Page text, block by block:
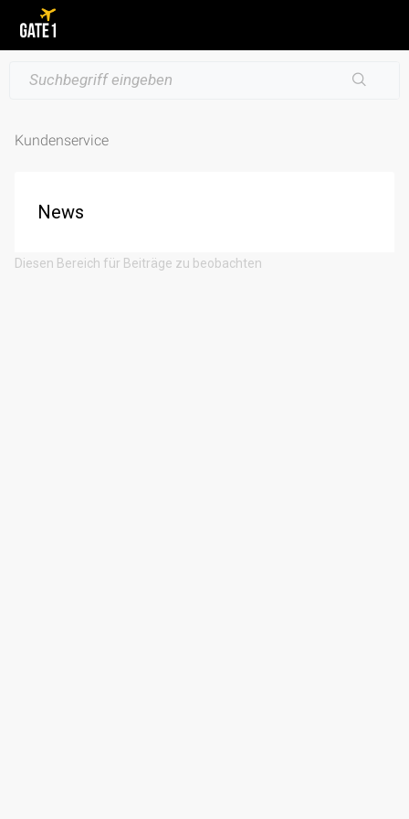
Kundenservice
News
Diesen Bereich für Beiträge zu beobachten